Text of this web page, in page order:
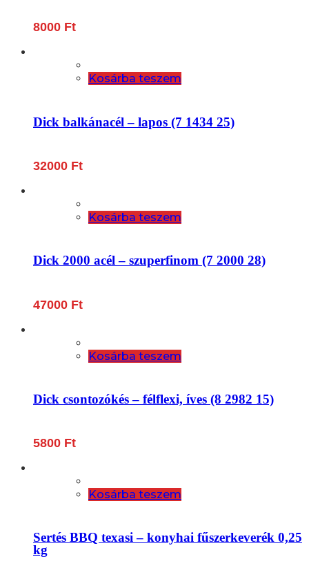
8000 Ft
Kosárba teszem
Dick balkánacél – lapos (7 1434 25)
32000 Ft
Kosárba teszem
Dick 2000 acél – szuperfinom (7 2000 28)
47000 Ft
Kosárba teszem
Dick csontozókés – félflexi, íves (8 2982 15)
5800 Ft
Kosárba teszem
Sertés BBQ texasi – konyhai fűszerkeverék 0,25
kg